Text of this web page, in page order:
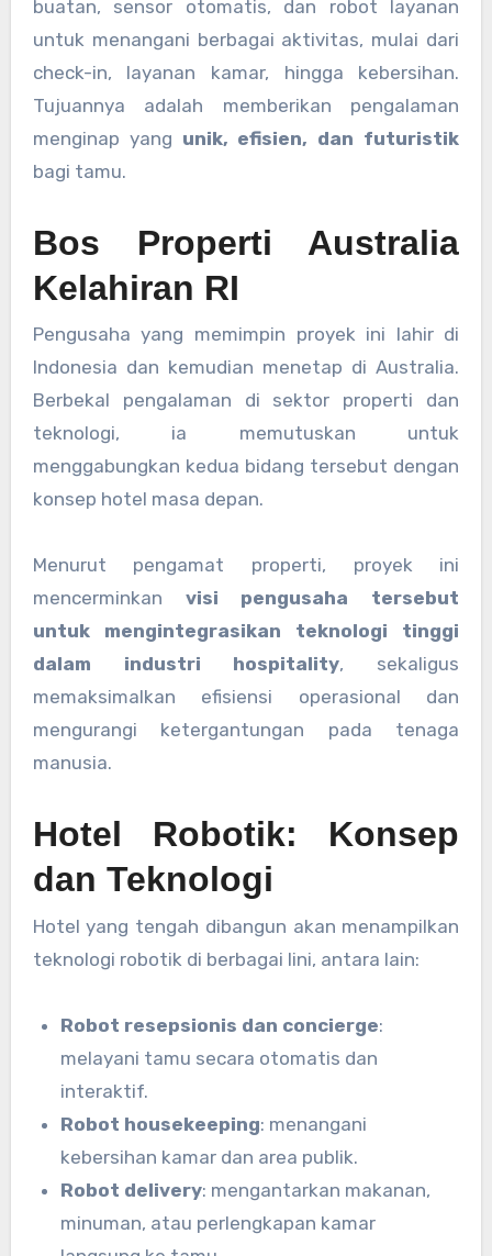
buatan, sensor otomatis, dan robot layanan
untuk menangani berbagai aktivitas, mulai dari
check-in, layanan kamar, hingga kebersihan.
Tujuannya adalah memberikan pengalaman
menginap yang unik, efisien, dan futuristik
bagi tamu.
Bos Properti Australia
Kelahiran RI
Pengusaha yang memimpin proyek ini lahir di
Indonesia dan kemudian menetap di Australia.
Berbekal pengalaman di sektor properti dan
teknologi, ia memutuskan untuk
menggabungkan kedua bidang tersebut dengan
konsep hotel masa depan.
Menurut pengamat properti, proyek ini
mencerminkan visi pengusaha tersebut
untuk mengintegrasikan teknologi tinggi
dalam industri hospitality, sekaligus
memaksimalkan efisiensi operasional dan
mengurangi ketergantungan pada tenaga
manusia.
Hotel Robotik: Konsep
dan Teknologi
Hotel yang tengah dibangun akan menampilkan
teknologi robotik di berbagai lini, antara lain:
Robot resepsionis dan concierge:
melayani tamu secara otomatis dan
interaktif.
Robot housekeeping: menangani
kebersihan kamar dan area publik.
Robot delivery: mengantarkan makanan,
minuman, atau perlengkapan kamar